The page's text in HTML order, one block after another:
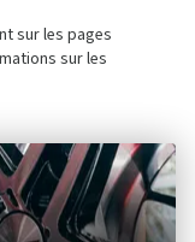
sur les pages
sur les